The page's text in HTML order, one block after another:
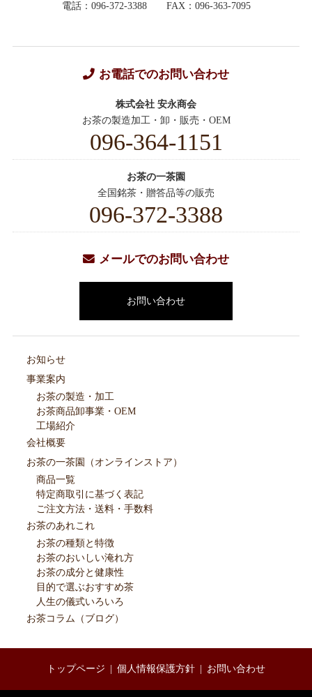
電話：096-372-3388
FAX：096-363-7095
お電話でのお問い合わせ
株式会社 安永商会
お茶の製造加工・卸・販売・OEM
096-364-1151
お茶の一茶園
全国銘茶・贈答品等の販売
096-372-3388
メールでのお問い合わせ
お問い合わせ
お知らせ
事業案内
お茶の製造・加工
お茶商品卸事業・OEM
工場紹介
会社概要
お茶の一茶園（オンラインストア）
商品一覧
特定商取引に基づく表記
ご注文方法・送料・手数料
お茶のあれこれ
お茶の種類と特徴
お茶のおいしい淹れ方
お茶の成分と健康性
目的で選ぶおすすめ茶
人生の儀式いろいろ
お茶コラム（ブログ）
トップページ 個人情報保護方針 お問い合わせ